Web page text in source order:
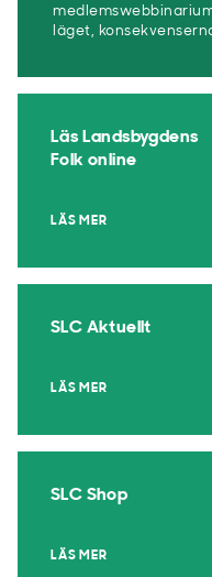
läget,
Läs Landsbygdens
Folk online
LÄS MER
SLC Aktuellt
LÄS MER
SLC Shop
LÄS MER